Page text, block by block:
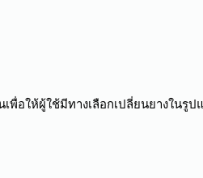
อให้ผู้ใช้มีทางเลือกเปลี่ยนยางในรูป